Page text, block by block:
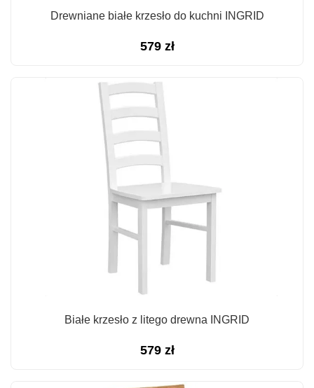
Drewniane białe krzesło do kuchni INGRID
579 zł
Białe krzesło z litego drewna INGRID
579 zł